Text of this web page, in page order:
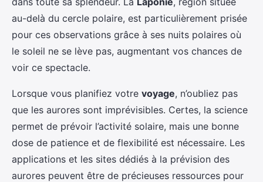
au-delà du cercle polaire, est particulièrement prisée
pour ces observations grâce à ses nuits polaires où
le soleil ne se lève pas, augmentant vos chances de
voir ce spectacle.
Lorsque vous planifiez votre voyage, n’oubliez pas
que les aurores sont imprévisibles. Certes, la science
permet de prévoir l’activité solaire, mais une bonne
dose de patience et de flexibilité est nécessaire. Les
applications et les sites dédiés à la prévision des
aurores peuvent être de précieuses ressources pour